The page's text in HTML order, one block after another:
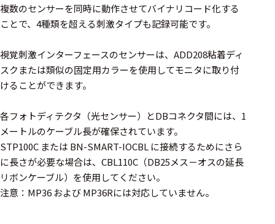
トリガー
コネクタ
ケーブル
リード線
インター
フェース
テレメー
タ
複数のセンサーを同時に動作させてバイナリコード化する
ことで、4種類を超える刺激タイプも記録可能です。
視覚刺激インターフェースのセンサーは、ADD208粘着ディ
スクまたは類似の固定用カラーを使用してモニタに取り付
けることができます。
各フォトディテクタ（光センサー）とDBコネクタ間には、1
メートルのケーブル長が確保されています。
STP100C または BN-SMART-IOCBL に接続するためにさら
に長さが必要な場合は、CBL110C（DB25メス－オスの延長
リボンケーブル）を使用してください。
注意：MP36 および MP36Rには対応していません。